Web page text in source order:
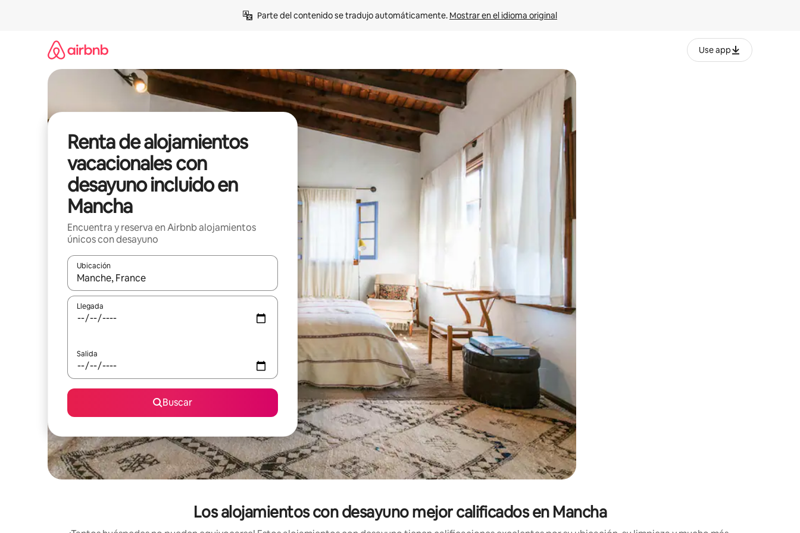
Parte del contenido se tradujo automáticamente. Mostrar en el idioma original
Use app
Renta de alojamientos
vacacionales con
desayuno incluido en
Mancha
Encuentra y reserva en Airbnb alojamientos
únicos con desayuno
Ubicación
Cuando los resultados estén disponibles, podrás navegar usando las teclas de las flechas hacia arriba y hacia abajo, o bien tocando y deslizando la pantalla.
Llegada
Salida
Buscar
Los alojamientos con desayuno mejor calificados en Mancha